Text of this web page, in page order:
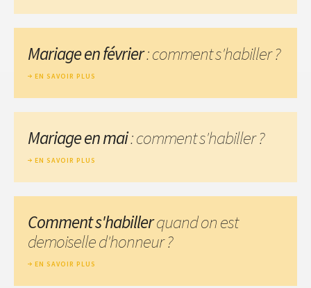
Mariage en février: comment s'habiller ?
EN SAVOIR PLUS
Mariage en mai: comment s'habiller ?
EN SAVOIR PLUS
Comment s'habillerquand on est
demoiselle d'honneur ?
EN SAVOIR PLUS